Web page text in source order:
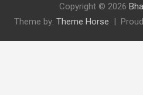
Copyright © 2026
Theme by: Theme Horse